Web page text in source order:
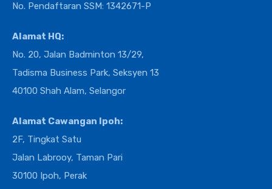
No. Pendaftaran SSM: 1342671-P
Alamat HQ:
No. 20, Jalan Badminton 13/29,
Tadisma Business Park, Seksyen 13
40100 Shah Alam, Selangor
Alamat Cawangan Ipoh:
2F, Tingkat Satu
Jalan Labrooy, Taman Pari
30100 Ipoh, Perak